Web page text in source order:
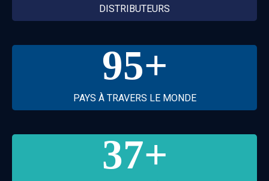
DISTRIBUTEURS
95+
PAYS À TRAVERS LE MONDE
37+